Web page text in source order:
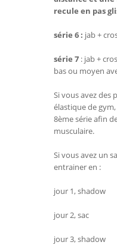
recule en pas
série 6 : jab +
série 7 : jab +
bas ou moyen
Si vous avez des
élastique de
8ème série afin
musculaire.
Si vous avez un
entrainer en :
jour 1, shadow
jour 2, sac
jour 3, shadow